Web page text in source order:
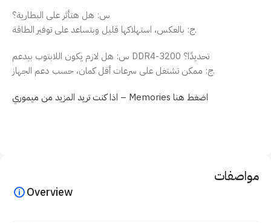
س: هل هتأثر على البطارية؟
ج: بالعكس، استهلاكها قليل وبتساعد على توفير الطاقة.
س: هل لازم يكون اللابتوب بيدعم DDR4-3200 تحديدًا؟
ج: ممكن تشتغل على سرعات أقل كمان، حسب دعم الجهاز.
مواصفات
Overview